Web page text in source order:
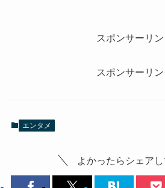
スポンサーリン
スポンサーリン
エンタメ
よかったらシェアし